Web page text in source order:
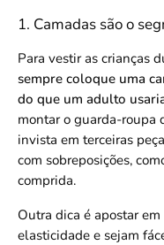
1. Camadas são o
Para vestir as crianças
sempre coloque uma
do que um adulto
montar o guarda-roupa
invista em terceiras
com sobreposições,
comprida.
Outra dica é apostar
elasticidade e sejam